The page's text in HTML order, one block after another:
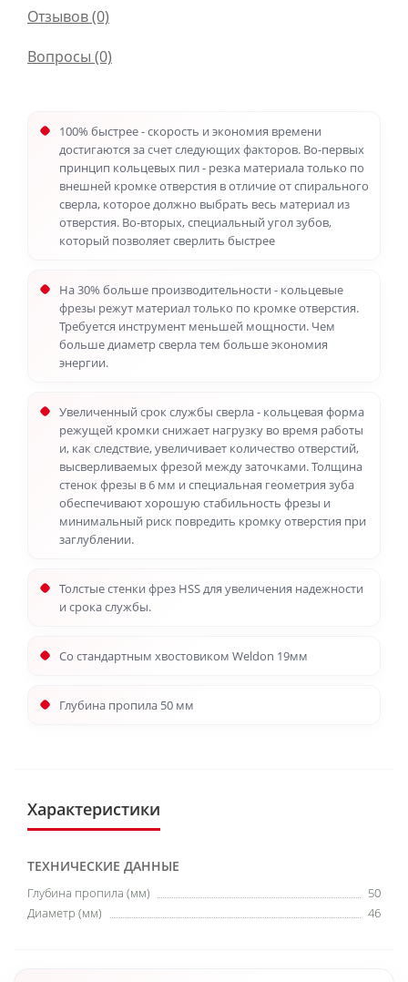
Отзывов (0)
Вопросы (0)
100% быстрее - скорость и экономия времени
достигаются за счет следующих факторов. Во-первых
принцип кольцевых пил - резка материала только по
внешней кромке отверстия в отличие от спирального
сверла, которое должно выбрать весь материал из
отверстия. Во-вторых, специальный угол зубов,
который позволяет сверлить быстрее
На 30% больше производительности - кольцевые
фрезы режут материал только по кромке отверстия.
Требуется инструмент меньшей мощности. Чем
больше диаметр сверла тем больше экономия
энергии.
Увеличенный срок службы сверла - кольцевая форма
режущей кромки снижает нагрузку во время работы
и, как следствие, увеличивает количество отверстий,
высверливаемых фрезой между заточками. Толщина
стенок фрезы в 6 мм и специальная геометрия зуба
обеспечивают хорошую стабильность фрезы и
минимальный риск повредить кромку отверстия при
заглублении.
Толстые стенки фрез HSS для увеличения надежности
и срока службы.
Со стандартным хвостовиком Weldon 19мм
Глубина пропила 50 мм
Характеристики
ТЕХНИЧЕСКИЕ ДАННЫЕ
Глубина пропила (мм)
50
Диаметр (мм)
46